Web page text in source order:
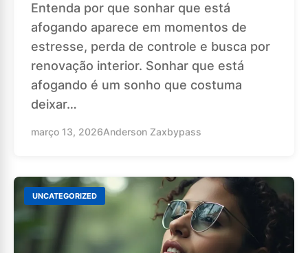
Entenda por que sonhar que está
afogando aparece em momentos de
estresse, perda de controle e busca por
renovação interior. Sonhar que está
afogando é um sonho que costuma
deixar…
março 13, 2026Anderson Zaxbypass
UNCATEGORIZED